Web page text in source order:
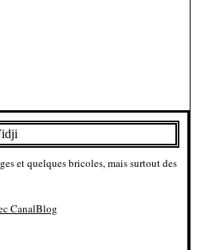
et quelques bricoles, mais surtout des
CanalBlog